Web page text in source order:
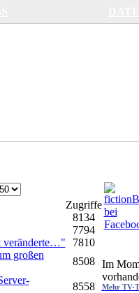
Zugriffe
8134
7794
veränderte…"
7810
großen
8508
8558
Im
Mehr TV-